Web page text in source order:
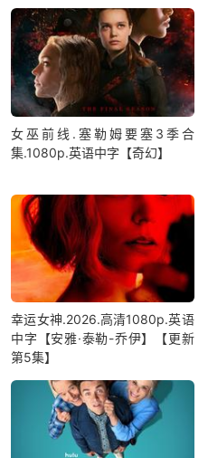
女巫前线.塞勒姆要塞3季合
集.1080p.英语中字【奇幻】
幸运女神.2026.高清1080p.英语
中字【安雅·泰勒-乔伊】【更新
第5集】